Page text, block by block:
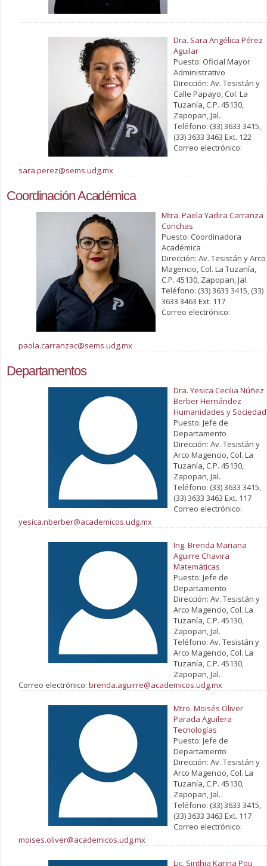
Dra. Sara Angélica Pérez
Aguilar
Puesto: Oficial Mayor
Administrativo
Dirección: Av. Tesistán y
Calle Papayo, Col. La
Tuzanía, C.P. 45130,
Zapopan, Jal.
Teléfono: (33) 3633 3415,
(33) 3633 3463 Ext. 122
Correo electrónico:
sara.perez@sems.udg.mx
Coordinación Académica
Mtra. Paola Yadira Carranza
Conchas
Puesto: Coordinadora
Académica
Dirección: Av. Tesistán y Arco
Magencio, Col. La Tuzanía,
C.P. 45130, Zapopan, Jal.
Teléfono: (33) 3633 3415, (33)
3633 3463 Ext. 117
Correo electrónico:
paola.carranzac@sems.udg.mx
Departamentos
Dra. Yesica Cecilia Núñez
Berber Hernández
Humanidades y Sociedad
Puesto: Jefe de
Departamento
Dirección: Av. Tesistán y
Arco Magencio, Col. La
Tuzanía, C.P. 45130,
Zapopan, Jal.
Teléfono: (33) 3633 3415,
(33) 3633 3463 Ext. 117
Correo electrónico:
yesica.nberber@academicos.udg.mx
Ing. Brenda Mariana
Aguirre Chavira
Matemáticas
Puesto: Jefe de
Departamento
Dirección: Av. Tesistán y
Arco Magencio, Col. La
Tuzanía, C.P. 45130,
Zapopan, Jal.
Teléfono: Av. Tesistán y
Arco Magencio, Col. La
Tuzanía, C.P. 45130,
Zapopan, Jal.
Correo electrónico: brenda.aguirre@academicos.udg.mx
Mtro. Moisés Oliver
Parada Aguilera
Tecnologías
Puesto: Jefe de
Departamento
Dirección: Av. Tesistán y
Arco Magencio, Col. La
Tuzanía, C.P. 45130,
Zapopan, Jal.
Teléfono: (33) 3633 3415,
(33) 3633 3463 Ext. 117
Correo electrónico:
moises.oliver@academicos.udg.mx
Lic. Sinthia Karina Pou